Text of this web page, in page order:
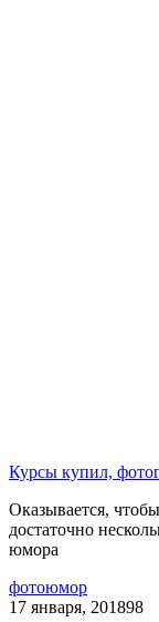
Курсы купил,
Оказывается,
достаточно
юмора
фотоюмор
17 января, 201898